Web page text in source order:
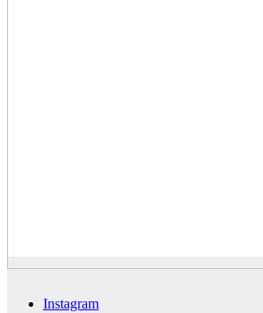
Instagram